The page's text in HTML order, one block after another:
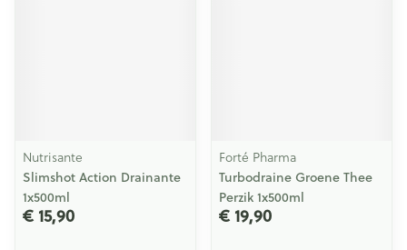
Nutrisante
Slimshot Action Drainante
1x500ml
€ 15,90
Forté Pharma
Turbodraine Groene Thee
Perzik 1x500ml
€ 19,90